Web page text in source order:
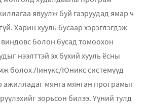
явуулж буй газруудад ямар ч
Харин хууль бусаар хэрэглэгдэж
болон бусад томоохон
нээлттэй эх бүхий хууль ёсны
болох Линүкс/Юникс системүүд
ажилладаг мянга мянган програмыг
зорьсон билээ. Үүний тулд